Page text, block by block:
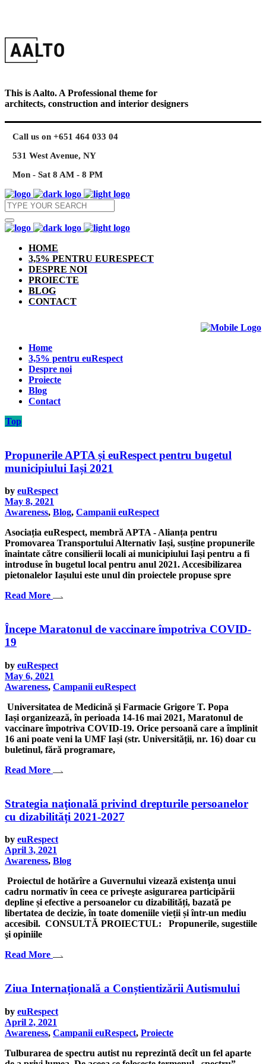
This is Aalto. A Professional theme for
architects, construction and interior designers
Call us on +651 464 033 04
531 West Avenue, NY
Mon - Sat 8 AM - 8 PM
HOME
3,5% PENTRU EURESPECT
DESPRE NOI
PROIECTE
BLOG
CONTACT
Home
3,5% pentru euRespect
Despre noi
Proiecte
Blog
Contact
Top
Propunerile APTA și euRespect pentru bugetul
municipiului Iași 2021
by euRespect
May 8, 2021
Awareness, Blog, Campanii euRespect
Asociația euRespect, membră APTA - Alianța pentru
Promovarea Transportului Alternativ Iași, susține propunerile
înaintate către consilierii locali ai municipiului Iași pentru a fi
introduse în bugetul local pentru anul 2021. Accesibilizarea
pietonalelor Iașului este unul din proiectele propuse spre
Read More
Începe Maratonul de vaccinare împotriva COVID-
19
by euRespect
May 6, 2021
Awareness, Campanii euRespect
Universitatea de Medicină și Farmacie Grigore T. Popa
Iași organizează, în perioada 14-16 mai 2021, Maratonul de
vaccinare împotriva COVID-19. Orice persoană care a împlinit
16 ani poate veni la UMF Iași (str. Universității, nr. 16) doar cu
buletinul, fără programare,
Read More
Strategia naţională privind drepturile persoanelor
cu dizabilități 2021-2027
by euRespect
April 3, 2021
Awareness, Blog
Proiectul de hotărîre a Guvernului vizează existenţa unui
cadru normativ în ceea ce priveşte asigurarea participării
depline și efective a persoanelor cu dizabilități, bazată pe
libertatea de decizie, în toate domeniile vieții și într-un mediu
accesibil. CONSULTĂ PROIECTUL: Propunerile, sugestiile
şi opiniile
Read More
Ziua Internațională a Conștientizării Autismului
by euRespect
April 2, 2021
Awareness, Campanii euRespect, Proiecte
Tulburarea de spectru autist nu reprezintă decît un fel aparte